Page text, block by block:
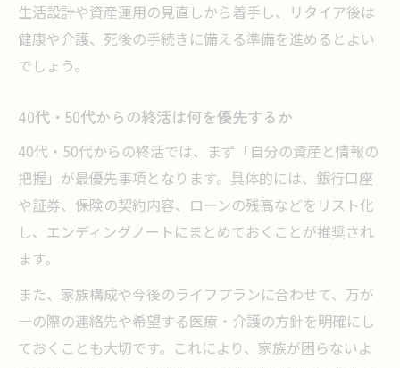
生活設計や資産運用の見直しから着手し、リタイア後は
健康や介護、死後の手続きに備える準備を進めるとよい
でしょう。
40代・50代からの終活は何を優先するか
40代・50代からの終活では、まず「自分の資産と情報の
把握」が最優先事項となります。具体的には、銀行口座
や証券、保険の契約内容、ローンの残高などをリスト化
し、エンディングノートにまとめておくことが推奨され
ます。
また、家族構成や今後のライフプランに合わせて、万が
一の際の連絡先や希望する医療・介護の方針を明確にし
ておくことも大切です。これにより、家族が困らないよ